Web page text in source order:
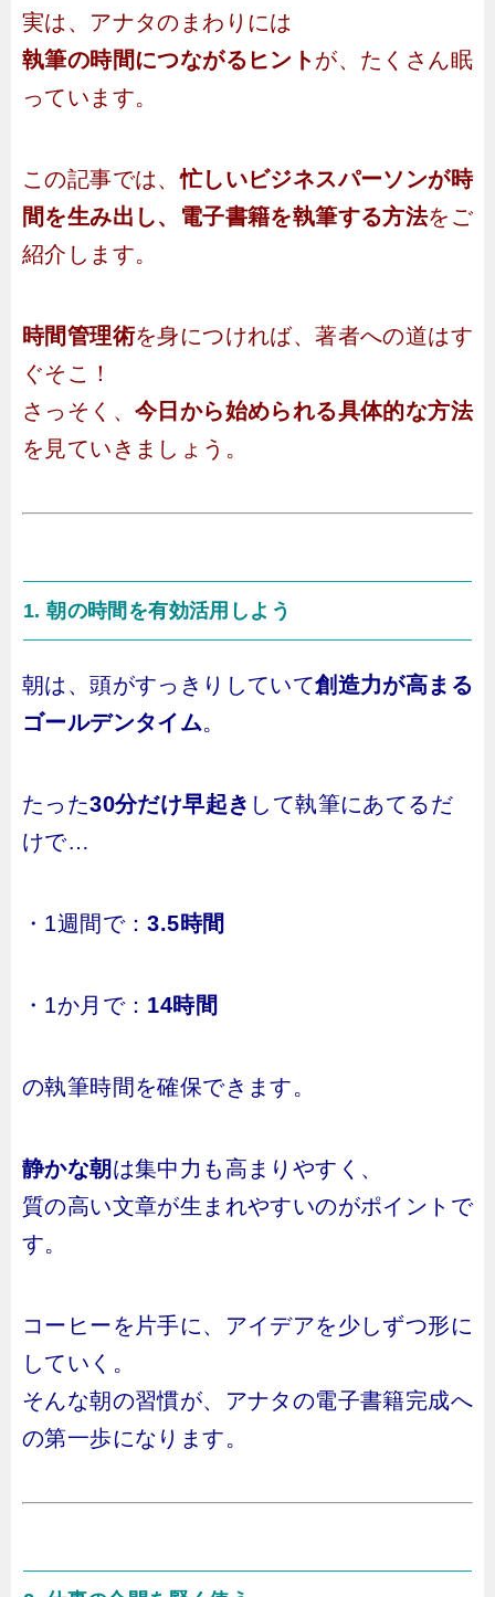
実は、アナタのまわりには
執筆の時間につながるヒントが、たくさん眠
っています。
この記事では、忙しいビジネスパーソンが時
間を生み出し、電子書籍を執筆する方法をご
紹介します。
時間管理術を身につければ、著者への道はす
ぐそこ！
さっそく、 今日から始められる具体的な方法
を見ていきましょう。
1. 朝の時間を有効活用しよう
朝は、頭がすっきりしていて創造力が高まる
ゴールデンタイム。
たった30分だけ早起き して執筆にあてるだ
けで…
・1週間で：3.5時間
・1か月で： 14時間
の執筆時間を確保できます。
静かな朝 は集中力も高まりやすく、
質の高い文章が生まれやすいのがポイントで
す。
コーヒーを片手に、アイデアを少しずつ形に
していく。
そんな朝の習慣が、アナタの電子書籍完成へ
の第一歩になります。